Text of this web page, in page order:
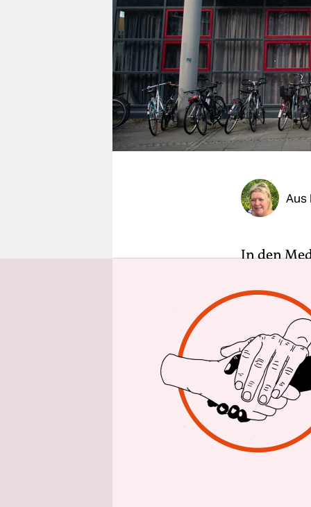
verlag
veranstaltungen
shop
fragen & hilfe
unterstützen
abo
Aus
In den
Senat
zwischen
Der
dem Rad
Aktion